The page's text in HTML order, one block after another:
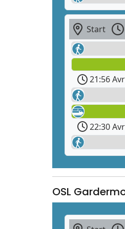
Start
21:56
22:30
OSL